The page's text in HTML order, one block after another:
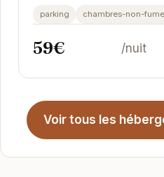
amis. Son emplacement
parking chambres-non-
59€ /nuit
Voir tous les